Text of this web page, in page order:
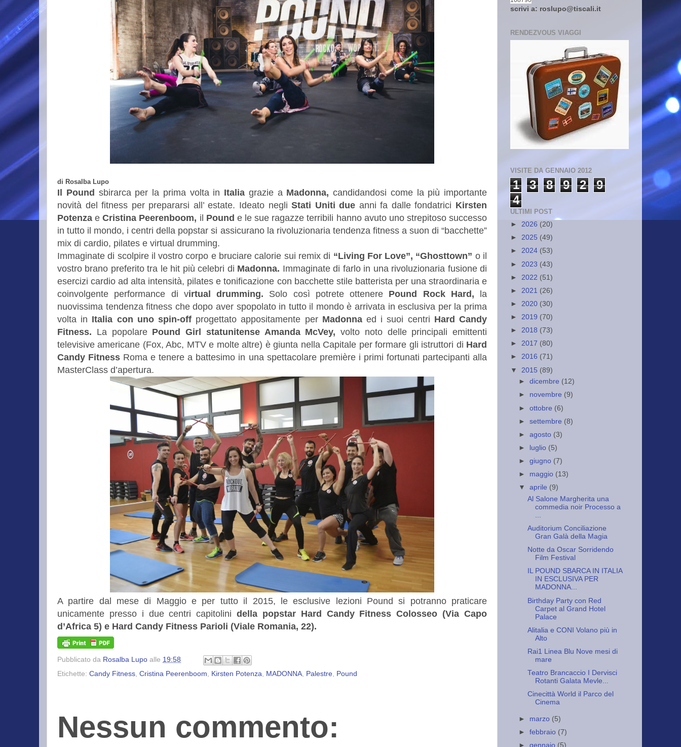
di Rosalba Lupo
Il Pound sbirarca per la prima volta in Italia grazie a Madonna, candidandosi come la più importante
novità del fitness per prepararsi all’ estate. Ideato negliStati Uniti due anni fa dalle fondatrici Kirsten
Potenza eCristina Peerenboom, il Pound e le sue ragazze terribili hanno avuto uno strepitoso successo
in tutto il mondo, i centri della popstar si assicurano la rivoluzionaria tendenza fitness a suon di “bacchette”
mix di cardio, pilates e virtual drumming.
Immaginate di scolpire il vostro corpo e bruciare calorie sui remix di “Living For Love”, “Ghosttown” o il
vostro brano preferito tra le hit più celebri di Madonna. Immaginate di farlo in una rivoluzionaria fusione di
esercizi cardio ad alta intensità, pilates e tonificazione con bacchette stile batterista per una straordinaria e
coinvolgente performance di virtual drumming. Solo così potrete ottenere Pound Rock Hard,
la
nuovissima tendenza fitness che dopo aver spopolato in tutto il mondo è arrivata in esclusiva per la prima
volta in Italia con uno spin-off progettato appositamente per Madonnaed i suoi centri Hard Candy
Fitness. La popolare Pound Girl statunitense Amanda McVey, volto noto delle principali emittenti
televisive americane (Fox, Abc, MTV e molte altre) è giunta nella Capitale per formare gli istruttori di Hard
Candy Fitness Roma e tenere a battesimo in una spettacolare première i primi fortunati partecipanti alla
MasterClass d’apertura.
A partire dal mese di Maggio e per tutto il 2015, le esclusive lezioni Pound si potranno praticare
unicamente presso i due centri capitolinidella popstar Hard Candy Fitness Colosseo (Via Capo
d’Africa 5) e Hard Candy Fitness Parioli (Viale Romania, 22).
Pubblicato da Rosalba Lupo alle 19:58
Etichette: Candy Fitness Cristina Peerenboom Kirsten Potenza MADONNA Palestre Pound
Nessun commento:
scrivi a: roslupo@tiscali.it
RENDEZVOUS VIAGGI
VISITE DA GENNAIO 2012
1 3 8 9 2
9
4
ULTIMI POST
► 2026 (20)
► 2025 (49)
► 2024 (53)
► 2023 (43)
► 2022 (51)
► 2021 (26)
► 2020 (30)
► 2019 (70)
► 2018 (73)
► 2017 (80)
► 2016 (71)
▼ 2015 (89)
►dicembre (12)
► novembre (9)
►ottobre (6)
►settembre (8)
►agosto (3)
►
luglio (5)
►giugno (7)
► maggio (13)
▼aprile (9)
Al Salone Margherita una
commedia noir Processo a
...
Auditorium Conciliazione
Gran Galà della Magia
Notte da Oscar Sorridendo
Film Festival
IL POUND SBARCA IN ITALIA
IN ESCLUSIVA PER
MADONNA...
Birthday Party con Red
Carpet al Grand Hotel
Palace
Alitalia e CONI Volano più in
Alto
Rai1 Linea Blu Nove mesi di
mare
Teatro Brancaccio I Dervisci
Rotanti Galata Mevle...
Cinecittà World il Parco del
Cinema
► marzo (5)
►febbraio (7)
►gennaio (5)